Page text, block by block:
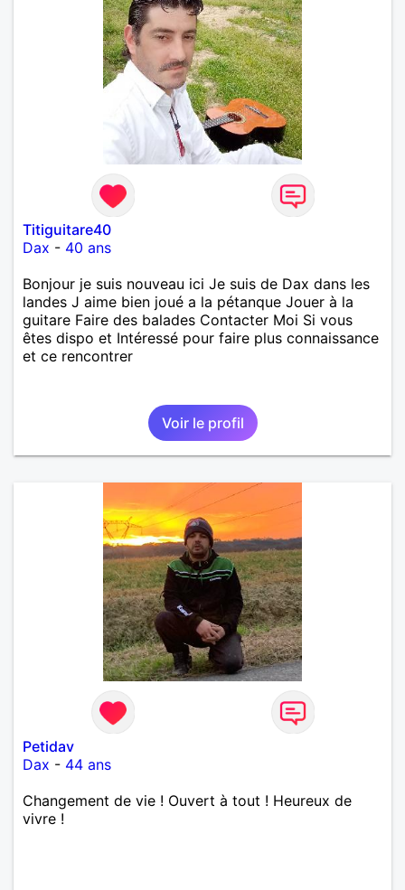
Titiguitare40
Dax - 40 ans
Bonjour je suis nouveau ici Je suis de Dax dans les
landes J aime bien joué a la pétanque Jouer à la
guitare Faire des balades Contacter Moi Si vous
êtes dispo et Intéressé pour faire plus connaissance
et ce rencontrer
Voir le profil
Petidav
Dax - 44 ans
Changement de vie ! Ouvert à tout ! Heureux de
vivre !